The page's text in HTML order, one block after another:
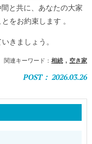
と共に、あなたの大家
をお約束します 。
きましょう。
関連キーワード： 相続 空き家
POST： 2026.03.26